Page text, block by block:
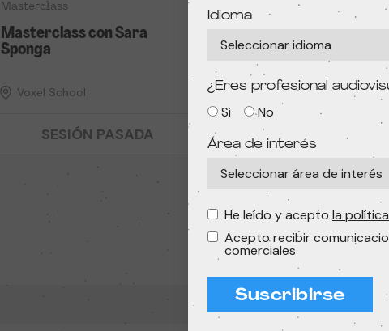
Masterclass
Masterclass con Sara
Sponga
Voxel School
SESIÓN PASADA
Taller — Español
Condeduque
ENTRADAS
Semana
Idioma
¿Eres profesional
Si No
Área de interés
He leído y acepto la
Acepto recibir
comerciales
Suscribirse